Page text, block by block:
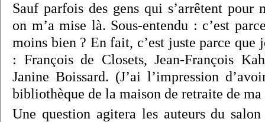
Sauf parfois des gens qui s’arrêtent pour
on m’a mise là. Sous-entendu : c’est
moins bien ? En fait, c’est juste parce que
: François de Closets, Jean-François
Janine Boissard. (J’ai l’impression
bibliothèque de la maison de retraite de
Une question agitera les auteurs du